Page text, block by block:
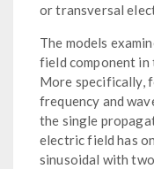
or transversal
The models
field component
More specifically,
frequency and
the single
electric field has
sinusoidal with